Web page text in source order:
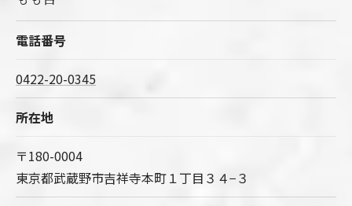
電話番号
0422-20-0345
所在地
〒180-0004
東京都武蔵野市吉祥寺本町１丁目３４−３